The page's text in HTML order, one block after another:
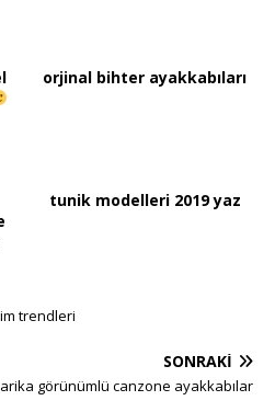
orjinal bihter ayakkabıları
tunik modelleri 2019 yaz
trendleri
SONRAKI
görünümlü canzone ayakkabılar